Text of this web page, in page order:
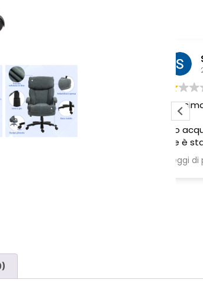
Pessima esperienza.
Ho acquistato due poltrone, ma
stato comunicato che erano in
corriere. Da allora nessun